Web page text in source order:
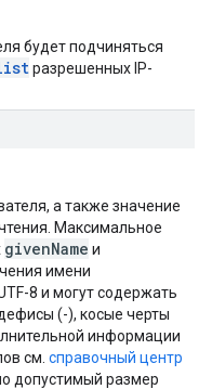
будет подчиняться
разрешенных IP-
а также значение
Максимальное
givenName и
имени
8 и могут содержать
(-), косые черты
информации
см. справочный центр
допустимый размер